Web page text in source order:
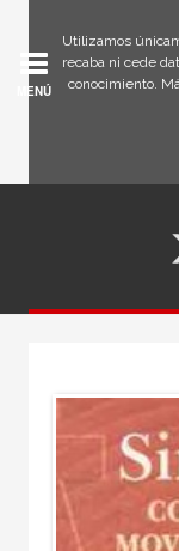
Utilizamos
recaba ni cede
conocimiento.
MENÚ